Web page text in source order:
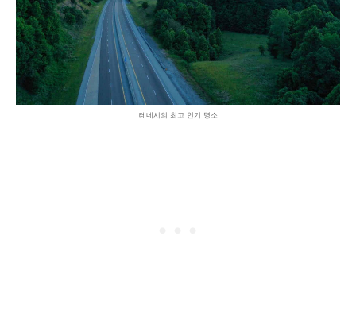
테네시의 최고 인기 명소